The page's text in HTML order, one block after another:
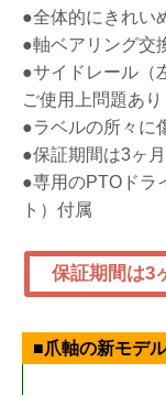
●全体的にきれい
●軸ベアリング交
●サイドレール（
ご使用上問題あり
●ラベルの所々に
●保証期間は3ヶ月
●専用のPTOドラ
ト）付属
保証期間は3
■爪軸の新モデ